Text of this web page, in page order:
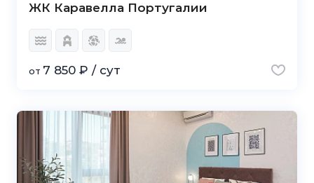
ЖК Каравелла Португалии
от 7 850 ₽ / сут